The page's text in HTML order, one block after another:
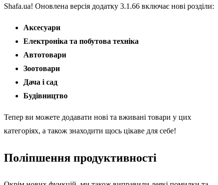
Shafa.ua! Оновлена версія додатку 3.1.66 включає нові розділи:
Аксесуари
Електроніка та побутова техніка
Автотовари
Зоотовари
Дача і сад
Будівництво
Тепер ви можете додавати нові та вживані товари у цих
категоріях, а також знаходити щось цікаве для себе!
Поліпшення продуктивності